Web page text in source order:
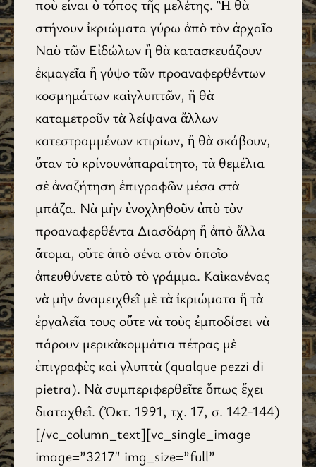
ποὺ εἶναι ὁ τόπος τῆς μελέτης. Ἢ θὰ
στήνουν ἰκριώματα γύρω ἀπὸ τὸν ἀρχαῖο
Ναὸ τῶν Εἰδώλων ἢ θὰ κατασκευάζουν
ἐκμαγεῖα ἢ γύψο τῶν προαναφερθέντων
κοσμημάτων καὶγλυπτῶν, ἢ θὰ
καταμετροῦν τὰ λείψανα ἄλλων
κατεστραμμένων κτιρίων, ἢ θὰ σκάβουν,
ὅταν τὸ κρίνουνἀπαραίτητο, τὰ θεμέλια
σὲ ἀναζήτηση ἐπιγραφῶν μέσα στὰ
μπάζα. Νὰ μὴν ἐνοχληθοῦν ἀπὸ τὸν
προαναφερθέντα Διασδάρη ἢ ἀπὸ ἄλλα
ἄτομα, οὔτε ἀπὸ σένα στὸν ὁποῖο
ἀπευθύνετε αὐτὸ τὸ γράμμα. Καὶκανένας
νὰ μὴν ἀναμειχθεῖ μὲ τὰ ἰκριώματα ἢ τὰ
ἐργαλεῖα τους οὔτε νὰ τοὺς ἐμποδίσει νὰ
πάρουν μερικὰκομμάτια πέτρας μὲ
ἐπιγραφὲς καὶ γλυπτὰ (qualque pezzi di
pietra). Νὰ συμπεριφερθεῖτε ὅπως ἔχει
διαταχθεῖ. (Ὀκτ. 1991, τχ. 17, σ. 142-144)
[/vc_column_text][vc_single_image
image=”3217″ img_size=”full”